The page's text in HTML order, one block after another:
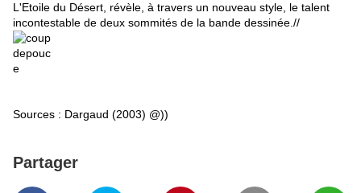
L'Etoile du Désert, révèle, à travers un nouveau style, le talent
incontestable de deux sommités de la bande dessinée.//
Sources : Dargaud (2003) @))
Partager